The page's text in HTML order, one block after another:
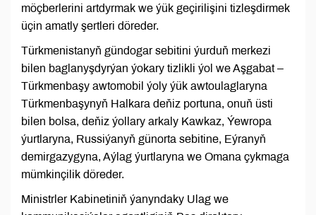
möçberlerini artdyrmak we ýük geçirilişini tizleşdirmek
üçin amatly şertleri döreder.
Türkmenistanyň gündogar sebitini ýurduň merkezi
bilen baglanyşdyrýan ýokary tizlikli ýol we Aşgabat –
Türkmenbaşy awtomobil ýoly ýük awtoulaglaryna
Türkmenbaşynyň Halkara deňiz portuna, onuň üsti
bilen bolsa, deňiz ýollary arkaly Kawkaz, Ýewropa
ýurtlaryna, Russiýanyň günorta sebitine, Eýranyň
demirgazygyna, Aýlag ýurtlaryna we Omana çykmaga
mümkinçilik döreder.
Ministrler Kabinetiniň ýanyndaky Ulag we